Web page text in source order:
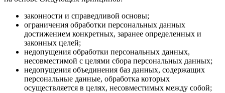
законности и справедливой основы;
ограничения обработки персональных данных
достижением конкретных, заранее определенных и
законных целей;
недопущения обработки персональных данных,
несовместимой с целями сбора персональных данных;
недопущения объединения баз данных, содержащих
персональные данные, обработка которых
осуществляется в целях, несовместимых между собой;